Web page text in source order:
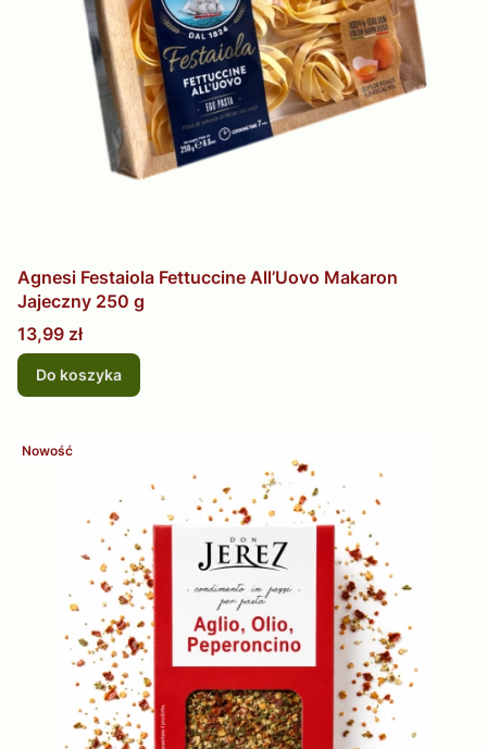
Agnesi Festaiola Fettuccine All’Uovo Makaron
Jajeczny 250 g
Cena
13,99 zł
Do koszyka
Nowość